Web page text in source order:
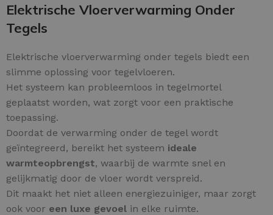
Elektrische Vloerverwarming Onder
Tegels
Elektrische vloerverwarming onder tegels biedt een
slimme oplossing voor tegelvloeren.
Het systeem kan probleemloos in tegelmortel
geplaatst worden, wat zorgt voor een praktische
toepassing.
Doordat de verwarming onder de tegel wordt
geïntegreerd, bereikt het systeem ideale
warmteopbrengst, waarbij de warmte snel en
gelijkmatig door de vloer wordt verspreid.
Dit maakt het niet alleen energiezuiniger, maar zorgt
ook voor een luxe gevoel in elke ruimte.